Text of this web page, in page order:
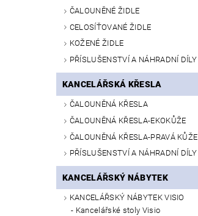
ČALOUNĚNÉ ŽIDLE
CELOSÍŤOVANÉ ŽIDLE
KOŽENÉ ŽIDLE
PŘÍSLUŠENSTVÍ A NÁHRADNÍ DÍLY
KANCELÁŘSKÁ KŘESLA
ČALOUNĚNÁ KŘESLA
ČALOUNĚNÁ KŘESLA-EKOKŮŽE
ČALOUNĚNÁ KŘESLA-PRAVÁ KŮŽE
PŘÍSLUŠENSTVÍ A NÁHRADNÍ DÍLY
KANCELÁŘSKÝ NÁBYTEK
KANCELÁŘSKÝ NÁBYTEK VISIO
Kancelářské stoly Visio